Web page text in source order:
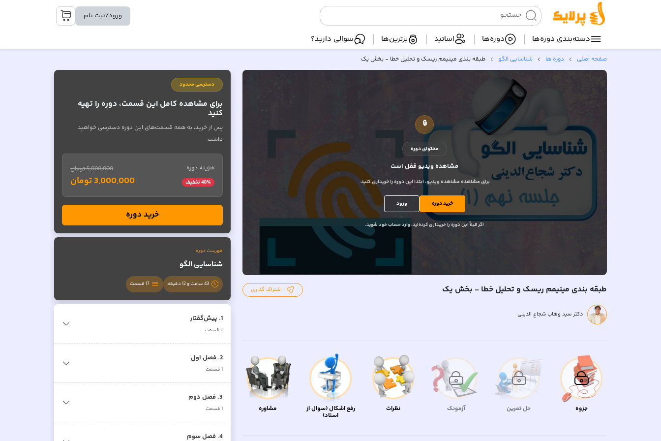
ورود/ثبت نام
دسته‌بندی‌ دوره‌ها دوره‌ها اساتید برترین‌ها سوالی دارید؟
صفحه اصلی دوره ها شناسایی الگو طبقه بندی مینیمم ریسک و تحلیل خطا - بخش یک
🔒
محتوای دوره
مشاهده ویدیوقفل است
برای مشاهده مشاهده ویدیو، ابتدا این دوره را خریداری کنید.
خرید دوره ورود
اگر قبلاًاین دوره را خریداری کرده‌اید، وارد حساب خود شوید.
طبقه بندی مینیمم ریسک و تحلیل خطا - بخش یک اشتراک گذاری
دکتر سید وهاب شجاع الدینی
جزوه حل تمرین آزمونک نظرات رفع اشکال (سوال از
استاد)
مشاوره
دسترسی محدود
برای مشاهده کامل این قسمت، دوره را تهیه
کنید
پس از خرید، به همه قسمت‌های این دوره دسترسی خواهید
داشت.
هزینه دوره
40٪ تخفیف
5,000,000 تومان
3,000,000 تومان
خرید دوره
فهرست دوره
شناسایی الگو
43 ساعت و 12 دقیقه 17قسمت
1
. پیش‌گفتار
2قسمت
2
.فصل اول
1قسمت
3
.فصل دوم
1قسمت
4
.فصل سوم